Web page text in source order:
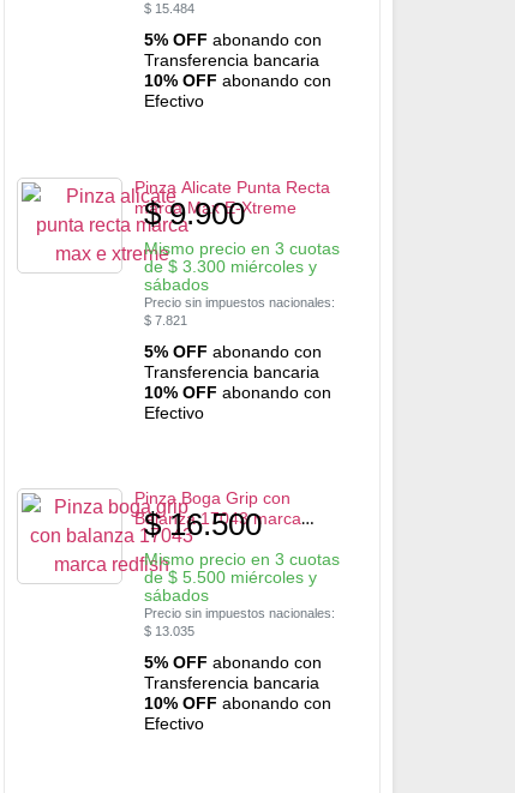
$15.484
5% OFF abonando con
Transferencia bancaria
10% OFF abonando con
Efectivo
Pinza Alicate Punta Recta
marca Max E-Xtreme
$9.900
Mismo precio en 3 cuotas
de$3.300miércoles y
sábados
Precio sin impuestos nacionales:
$7.821
5% OFF abonando con
Transferencia bancaria
10% OFF abonando con
Efectivo
Pinza Boga Grip con
Balanza 17043 marca
RedFish
$16.500
Mismo precio en 3 cuotas
de$5.500miércoles y
sábados
Precio sin impuestos nacionales:
$13.035
5% OFF abonando con
Transferencia bancaria
10% OFF abonando con
Efectivo